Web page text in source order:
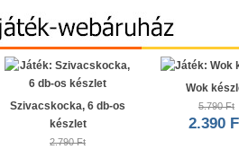
Szivacskocka, 6 db-os
készlet
2.790 Ft
Wok
5.790 Ft
2.390